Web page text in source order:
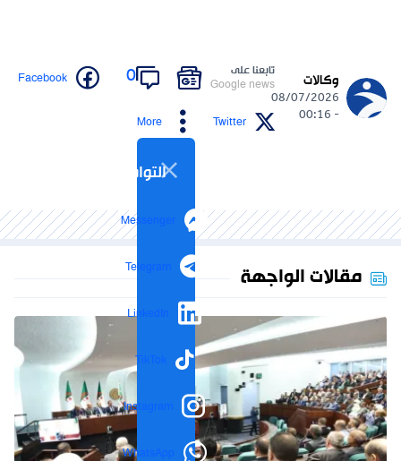
وكالات
08/07/2026
- 00:16
تابعنا على
Google news
0
Facebook
Twitter
More
التواصل الاجتماعي
Messenger
Telegram
LinkedIn
TikTok
Instagram
WhatsApp
مقالات الواجهة